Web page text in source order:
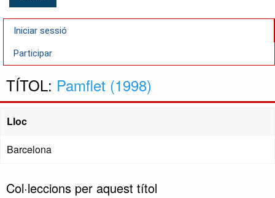
Iniciar sessió
Participar
TÍTOL: Pamflet (1998)
Lloc
Barcelona
Col·leccions per aquest títol